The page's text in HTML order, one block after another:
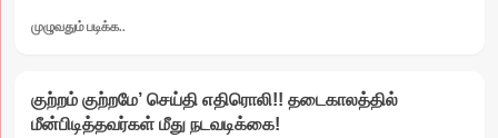
குற்றம்
‘விறுவிறு’
நடவடிக்கை!!
முழுவதும் படிக்க..
இடைத்தேர்தல்
விநோதம்
குற்றம் குற்றமே’ செய்தி எதிரொலி!! தடைகாலத்தில்
மீன்பிடித்தவர்கள் மீது நடவடிக்கை!